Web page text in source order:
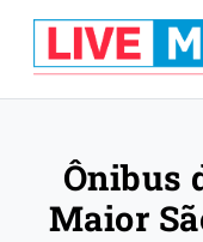
Ônibus
Maior